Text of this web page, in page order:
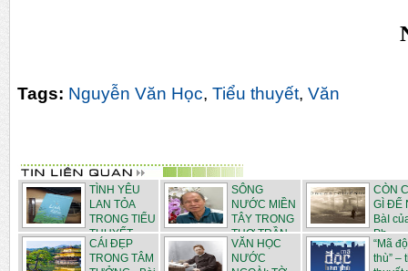
Tags: Nguyễn Văn Học, Tiểu thuyết, Văn
TÌNH YÊU
LAN TỎA
TRONG TIỂU
THUYẾT ...
SÔNG
NƯỚC MIỀN
TÂY TRONG
THƠ TRẦN
N...
CÒN
GÌ ĐỂ
BàI
Ph...
CÁI ĐẸP
TRONG TÂM
VĂN HỌC
NƯỚC
“Mã
thù” –